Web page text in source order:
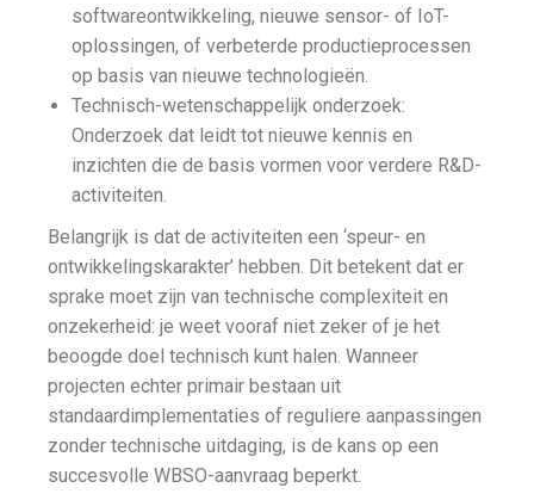
softwareontwikkeling, nieuwe sensor- of IoT-
oplossingen, of verbeterde productieprocessen
op basis van nieuwe technologieën.
Technisch-wetenschappelijk onderzoek:
Onderzoek dat leidt tot nieuwe kennis en
inzichten die de basis vormen voor verdere R&D-
activiteiten.
Belangrijk is dat de activiteiten een ‘speur- en
ontwikkelingskarakter’ hebben. Dit betekent dat er
sprake moet zijn van technische complexiteit en
onzekerheid: je weet vooraf niet zeker of je het
beoogde doel technisch kunt halen. Wanneer
projecten echter primair bestaan uit
standaardimplementaties of reguliere aanpassingen
zonder technische uitdaging, is de kans op een
succesvolle WBSO-aanvraag beperkt.